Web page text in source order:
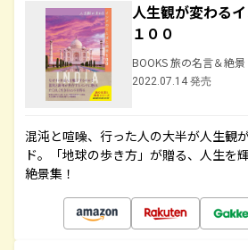
人生観が変わる
１００
BOOKS 旅の名言＆絶景
2022.07.14 発売
混沌と喧噪、行った人の大半が人生観
ド。「地球の歩き方」が贈る、人生を
絶景集！